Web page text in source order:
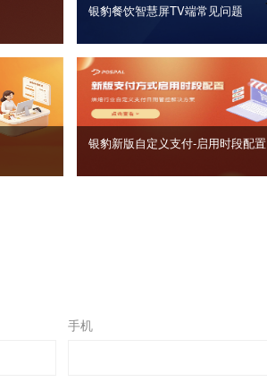
银豹餐饮智慧屏TV端常见问题
银豹新版自定义支付‑启用时段配置
手机